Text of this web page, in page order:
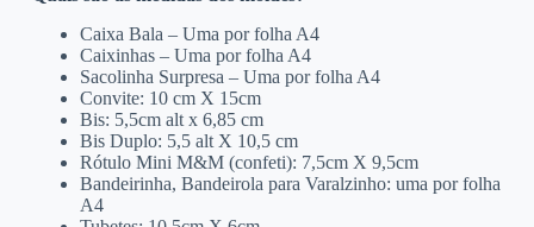
Caixa Bala – Uma por folha A4
Caixinhas – Uma por folha A4
Sacolinha Surpresa – Uma por folha A4
Convite: 10 cm X 15cm
Bis: 5,5cm alt x 6,85 cm
Bis Duplo: 5,5 alt X 10,5 cm
Rótulo Mini M&M (confeti): 7,5cm X 9,5cm
Bandeirinha, Bandeirola para Varalzinho: uma por folha
A4